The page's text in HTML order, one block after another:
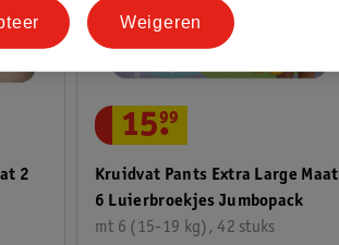
2
Kruidvat Pants Extra Large Maat
6 Luierbroekjes Jumbopack
mt 6 (15-19 kg), 42 stuks
15.
99
Weigeren